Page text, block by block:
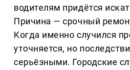
водителям придётся
Причина — срочный
Когда именно случился
уточняется, но
серьёзными. Городские